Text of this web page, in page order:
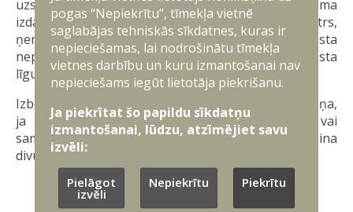
uzsāktais kriminālprocess par noziedzīga nodarījuma
izdarīšanu aiz neuzmanības, aizsardzības ministrs,
ņemot vērā karavīra specialitāti vai dienesta
nepieciešamību, ir tiesīgs profesionālā dienesta
līgumu pirms termiņa neizbeigt.
Izbeidzot profesionālā dienesta līgumu pirms termiņa,
ja likvidē vai reorganizē vienību (apakšvienību) vai
samazina karavīru skaitu, karavīru par to brīdina
divus mēnešus iepriekš.
pogas “Nepiekrītu”, tīmekļa vietnē
saglabājas tehniskās sīkdatnes, kuras ir
nepieciešamas, lai nodrošinātu tīmekļa
vietnes darbību un kuru izmantošanai nav
nepieciešams iegūt lietotāja piekrišanu.
Ja piekrītat šo papildu sīkdatņu
izmantošanai, lūdzu, atzīmējiet savu
izvēli:
Pielāgot
izvēli
Nepiekrītu Piekrītu